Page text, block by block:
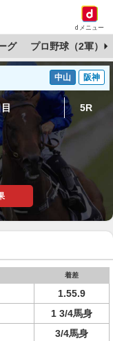
dメニュー
グ プロ野球（2軍）
中山 阪神
5R
着差
1.55.9
1 3/4馬身
3/4馬身